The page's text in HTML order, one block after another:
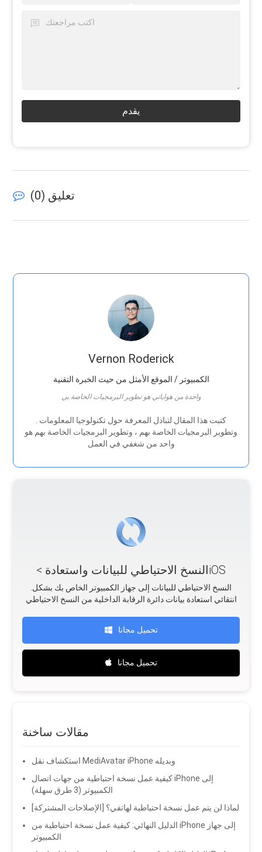
يقدم
تعليق ( 0
)
Vernon Roderick
الكمبيوتر / الموقع الأمثل من حيث الخبرة التقنية
واحدة من هواياتي هو تطوير البرمجيات الخاصة بي
وتطوير البرمجيات الخاصة بهم ، وتطوير البرمجيات الخاصة بهم هو
واحد من شغفي في العمل
< النسخ الاحتياطي للبيانات واستعادةiOS
انتقائي استعادة بيانات دائرة الرقابة الداخلية من النسخ الاحتياطي
تحميل مجانا
تحميل مجانا
مقالات ساخنة
استكشاف نقل MediAvatar iPhone وبديله
كيفية عمل نسخة احتياطية من جهات اتصال iPhone إلى
الكمبيوتر (3 طرق سهلة)
لماذا لن يتم عمل نسخة احتياطية لهاتفي؟ [الإصلاحات المشتركة]
الدليل النهائي: كيفية عمل نسخة احتياطية من iPhone إلى جهاز
الكمبيوتر